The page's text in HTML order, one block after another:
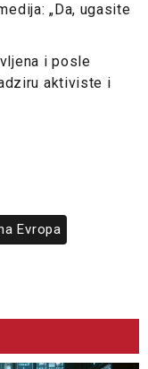
„Da, ugasite
i posle
aktiviste i
Evropa